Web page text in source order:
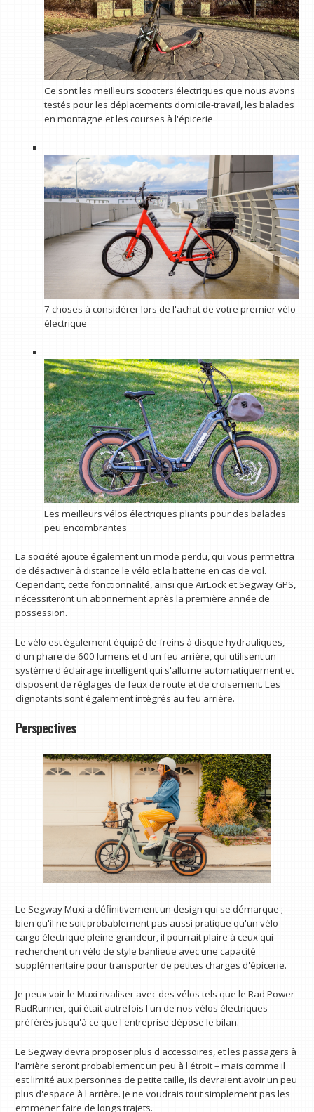
Ce sont les meilleurs scooters électriques que nous avons
testés pour les déplacements domicile-travail, les balades
en montagne et les courses à l'épicerie
7 choses à considérer lors de l'achat de votre premier vélo
électrique
Les meilleurs vélos électriques pliants pour des balades
peu encombrantes
La société ajoute également un mode perdu, qui vous permettra
de désactiver à distance le vélo et la batterie en cas de vol.
Cependant, cette fonctionnalité, ainsi que AirLock et Segway GPS,
nécessiteront un abonnement après la première année de
possession.
Le vélo est également équipé de freins à disque hydrauliques,
d'un phare de 600 lumens et d'un feu arrière, qui utilisent un
système d'éclairage intelligent qui s'allume automatiquement et
disposent de réglages de feux de route et de croisement. Les
clignotants sont également intégrés au feu arrière.
Perspectives
Le Segway Muxi a définitivement un design qui se démarque ;
bien qu'il ne soit probablement pas aussi pratique qu'un vélo
cargo électrique pleine grandeur, il pourrait plaire à ceux qui
recherchent un vélo de style banlieue avec une capacité
supplémentaire pour transporter de petites charges d'épicerie.
Je peux voir le Muxi rivaliser avec des vélos tels que le Rad Power
RadRunner, qui était autrefois l'un de nos vélos électriques
préférés jusqu'à ce que l'entreprise dépose le bilan.
Le Segway devra proposer plus d'accessoires, et les passagers à
l'arrière seront probablement un peu à l'étroit – mais comme il
est limité aux personnes de petite taille, ils devraient avoir un peu
plus d'espace à l'arrière. Je ne voudrais tout simplement pas les
emmener faire de longs trajets.